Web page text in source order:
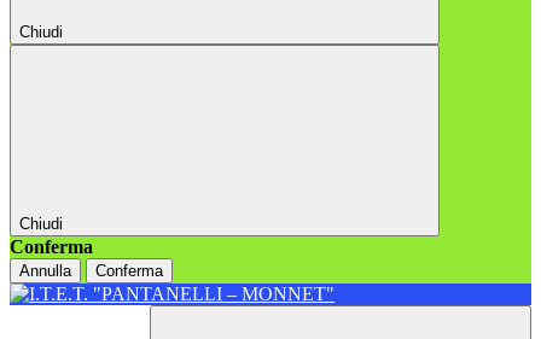
Chiudi
Chiudi
Conferma
Annulla Conferma